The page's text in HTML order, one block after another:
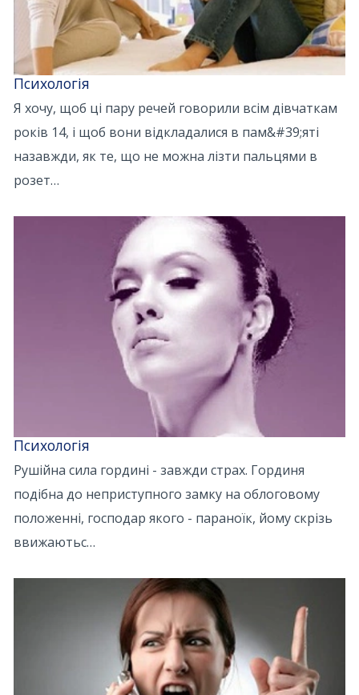
Психологія
Я хочу, щоб ці пару речей говорили всім дівчаткам
років 14, і щоб вони відкладалися в пам&#39;яті
назавжди, як те, що не можна лізти пальцями в
розет…
Психологія
Рушійна сила гордині - завжди страх. Гординя
подібна до неприступного замку на облоговому
положенні, господар якого - параноїк, йому скрізь
ввижаютьс…